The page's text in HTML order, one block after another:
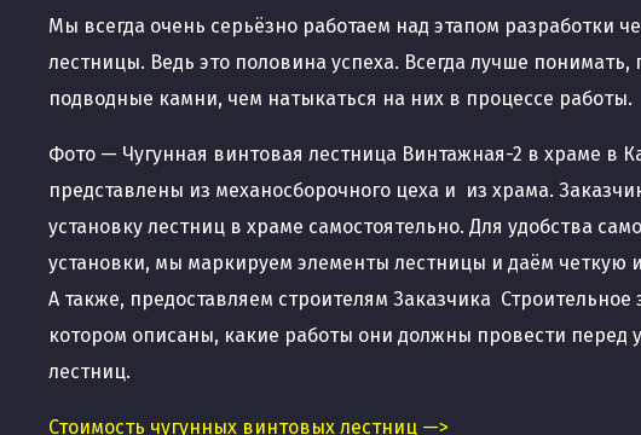
Мы всегда очень серьёзно работаем над этапом разработки
лестницы. Ведь это половина успеха. Всегда лучше понимать,
подводные камни, чем натыкаться на них в процессе работы.
Фото — Чугунная винтовая лестница Винтажная-2 в храме в
представлены из механосборочного цеха и из храма.
установку лестниц в храме самостоятельно. Для удобства
установки, мы маркируем элементы лестницы и даём четкую
А также, предоставляем строителям Заказчика Строительное
котором описаны, какие работы они должны провести перед
лестниц.
Стоимость чугунных винтовых лестниц —>